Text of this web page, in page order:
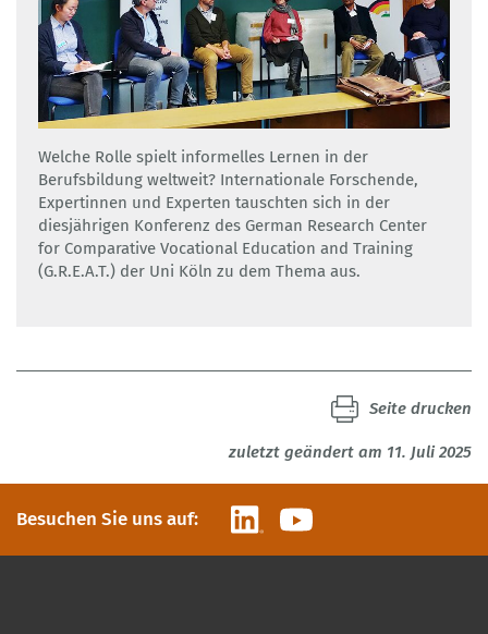
Welche Rolle spielt informelles Lernen in der
Berufsbildung weltweit? Internationale Forschende,
Expertinnen und Experten tauschten sich in der
diesjährigen Konferenz des German Research Center
for Comparative Vocational Education and Training
(G.R.E.A.T.) der Uni Köln zu dem Thema aus.
zuletzt geändert am 11. Juli 2025
Seite drucken
Besuchen Sie uns auf: LinkedInYouTube